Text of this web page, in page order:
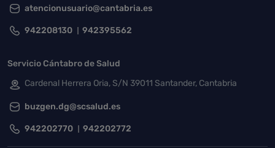
atencionusuario@cantabria.es
942208130 942395562
Servicio Cántabro de Salud
Cardenal Herrera Oria, S/N 39011 Santander, Cantabria
buzgen.dg@scsalud.es
942202770 942202772